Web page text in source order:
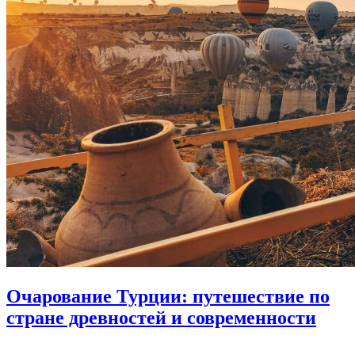
Очарование Турции: путешествие по
стране древностей и современности